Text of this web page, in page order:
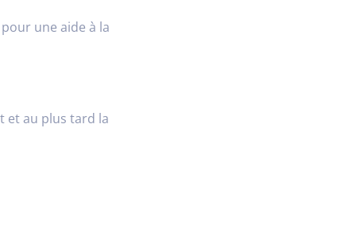
une aide à la
et au plus tard la